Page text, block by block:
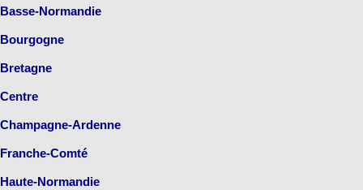
Basse-Normandie
Bourgogne
Bretagne
Centre
Champagne-Ardenne
Franche-Comté
Haute-Normandie